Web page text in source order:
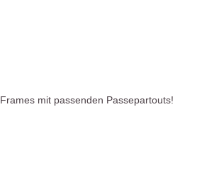
Frames mit passenden Passepartouts!